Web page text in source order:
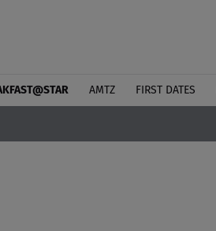
ΑΜΤΖ FIRST DATES